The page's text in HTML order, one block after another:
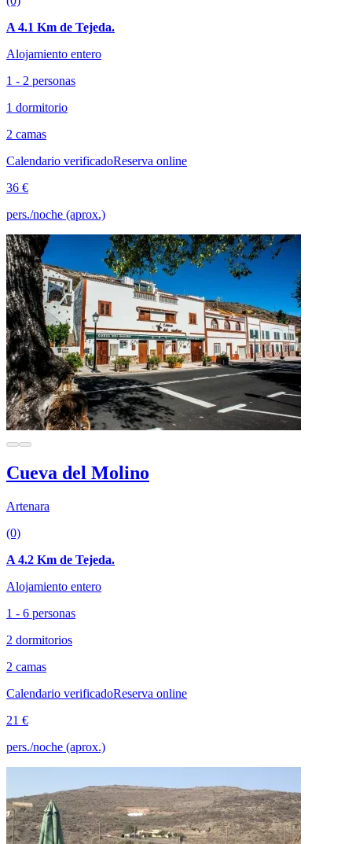
A 4.1 Km de Tejeda.
Alojamiento entero
1 - 2 personas
1 dormitorio
2 camas
Calendario verificadoReserva online
36 €
pers./noche (aprox.)
Cueva del Molino
Artenara
(0)
A 4.2 Km de Tejeda.
Alojamiento entero
1 - 6 personas
2 dormitorios
2 camas
Calendario verificadoReserva online
21 €
pers./noche (aprox.)